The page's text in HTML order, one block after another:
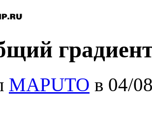
MAPUTO в 04/